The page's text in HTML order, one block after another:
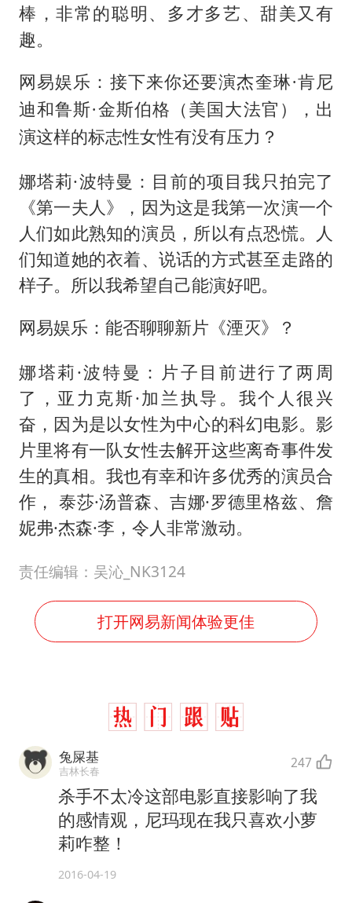
棒，非常的聪明、多才多艺、甜美又有
趣。
网易娱乐：接下来你还要演杰奎琳·肯尼
迪和鲁斯·金斯伯格（美国大法官），出
演这样的标志性女性有没有压力？
娜塔莉·波特曼：目前的项目我只拍完了
《第一夫人》，因为这是我第一次演一个
人们如此熟知的演员，所以有点恐慌。人
们知道她的衣着、说话的方式甚至走路的
样子。所以我希望自己能演好吧。
网易娱乐：能否聊聊新片《湮灭》？
娜塔莉·波特曼：片子目前进行了两周
了，亚力克斯·加兰执导。我个人很兴
奋，因为是以女性为中心的科幻电影。影
片里将有一队女性去解开这些离奇事件发
生的真相。我也有幸和许多优秀的演员合
作， 泰莎·汤普森、吉娜·罗德里格兹、詹
妮弗·杰森·李，令人非常激动。
责任编辑：吴沁_NK3124
打开网易新闻体验更佳
兔屎基
吉林长春 247
杀手不太冷这部电影直接影响了我
的感情观，尼玛现在我只喜欢小萝
莉咋整！
2016-04-19